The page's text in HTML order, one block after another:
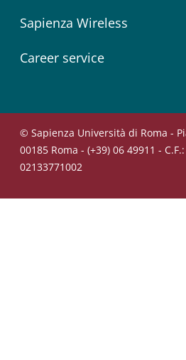
Sapienza Wireless
Career service
© Sapienza Università di Roma -
00185 Roma - (+39) 06 49911 -
02133771002